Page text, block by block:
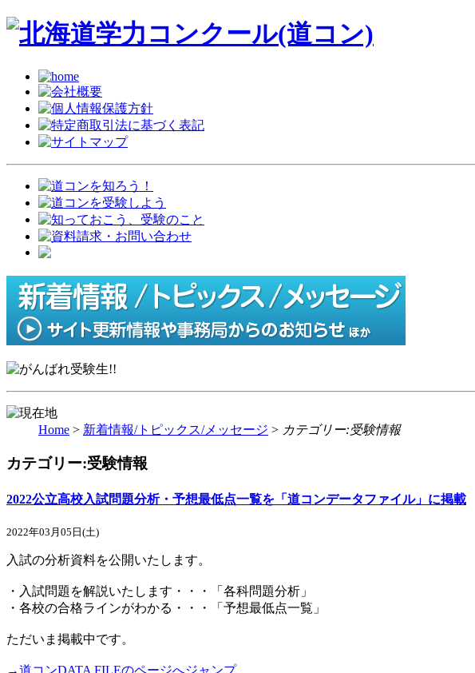
Home > 新着情報/トピックス/メッセージ > カテゴリー:受験情報
カテゴリー:受験情報
2022公立高校入試問題分析・予想最低点一覧を「道コンデータファイル」に掲載
2022年03月05日(土)
入試の分析資料を公開いたします。
・入試問題を解説いたします・・・「各科問題分析」
・各校の合格ラインがわかる・・・「予想最低点一覧」
ただいま掲載中です。
→道コンDATA FILEのページへジャンプ